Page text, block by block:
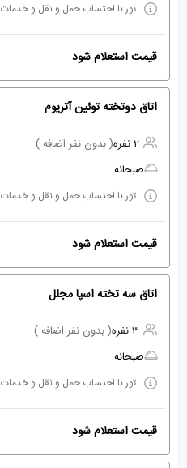
تور با احتساب حمل و نقل و خدمات
قیمت استعلام شود
اتاق دوتخته توئین آتریوم
2 نفره
( بدون نفر اضافه )
صبحانه
تور با احتساب حمل و نقل و خدمات
قیمت استعلام شود
اتاق سه تخته اسپا مجلل
3 نفره
( بدون نفر اضافه )
صبحانه
تور با احتساب حمل و نقل و خدمات
قیمت استعلام شود